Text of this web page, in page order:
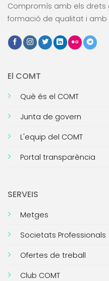
Compromís amb els drets
formació de qualitat i amb
El COMT
Què és el COMT
Junta de govern
L'equip del COMT
Portal transparència
SERVEIS
Metges
Societats Professionals
Ofertes de treball
Club COMT